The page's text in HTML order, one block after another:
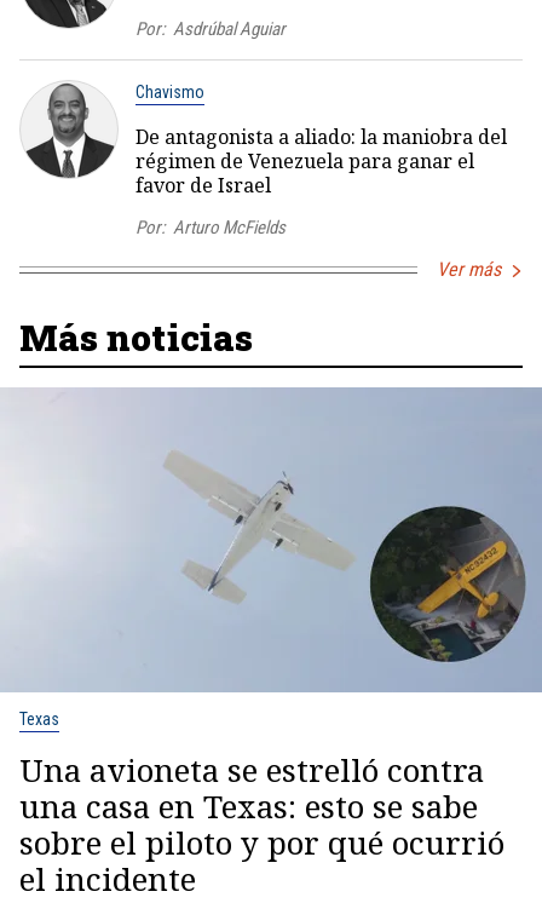
Por: Asdrúbal Aguiar
Chavismo
De antagonista a aliado: la maniobra del
régimen de Venezuela para ganar el
favor de Israel
Por: Arturo McFields
Ver más
Más noticias
Texas
Una avioneta se estrelló contra
una casa en Texas: esto se sabe
sobre el piloto y por qué ocurrió
el incidente